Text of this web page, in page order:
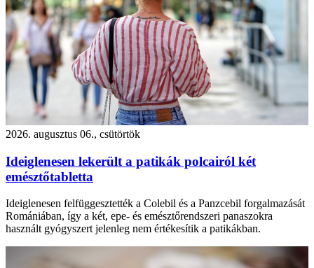
2026. augusztus 06., csütörtök
Ideiglenesen lekerült a patikák polcairól két
emésztőtabletta
Ideiglenesen felfüggesztették a Colebil és a Panzcebil forgalmazását
Romániában, így a két, epe- és emésztőrendszeri panaszokra
használt gyógyszert jelenleg nem értékesítik a patikákban.